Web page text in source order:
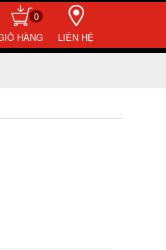
0
LIÊN HỆ